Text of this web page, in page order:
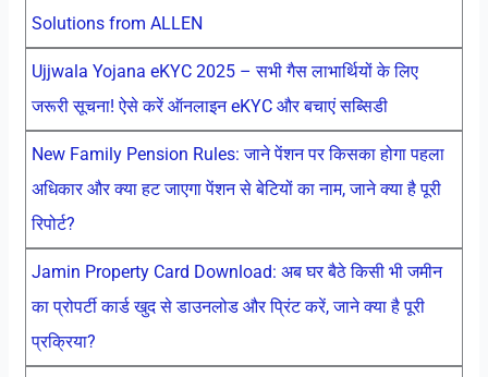
Solutions from ALLEN
Ujjwala Yojana eKYC 2025 – सभी गैस लाभार्थियों के लिए
जरूरी सूचना! ऐसे करें ऑनलाइन eKYC और बचाएं सब्सिडी
New Family Pension Rules: जाने पेंशन पर किसका होगा पहला
अधिकार और क्या हट जाएगा पेंशन से बेटियों का नाम, जाने क्या है पूरी
रिपोर्ट?
Jamin Property Card Download: अब घर बैठे किसी भी जमीन
का प्रोपर्टी कार्ड खुद से डाउनलोड और प्रिंट करें, जाने क्या है पूरी
प्रक्रिया?